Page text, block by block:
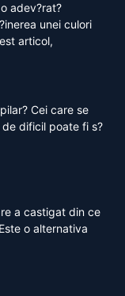
adev?rat?
unei culori
articol,
Cei care se
dificil poate fi s?
a castigat din ce
o alternativa